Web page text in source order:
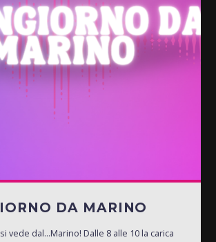
DA MARINO
vede dal...Marino! Dalle 8 alle 10 la carica